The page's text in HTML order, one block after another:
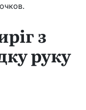
з
руку